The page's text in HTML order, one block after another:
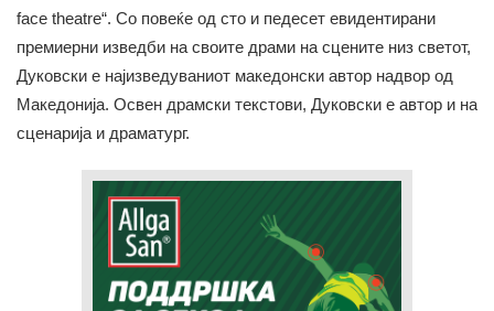
face theatre“. Со повеќе од сто и педесет евидентирани
премиерни изведби на своите драми на сцените низ светот,
Дуковски е најизведуваниот македонски автор надвор од
Македонија. Освен драмски текстови, Дуковски е автор и на
сценарија и драматург.